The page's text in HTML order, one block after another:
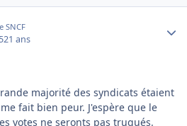
SNCF
21 ans
majorité des syndicats étaient
fait bien peur. J'espère que le
votes ne seronts pas truqués.